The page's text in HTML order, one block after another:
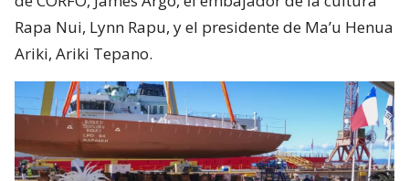
Rapa Nui, Lynn Rapu, y el presidente de Ma’u Henua
Ariki, Ariki Tepano.